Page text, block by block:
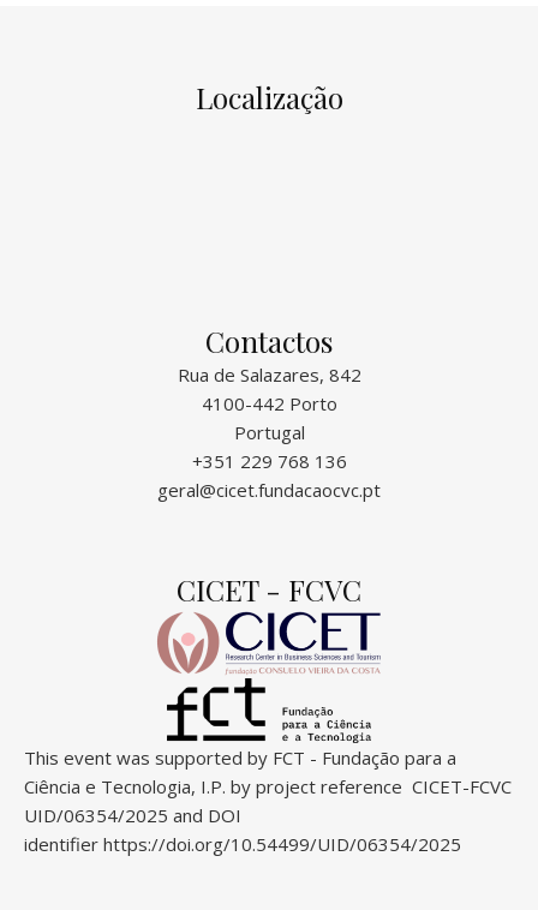
Localização
Contactos
Rua de Salazares, 842
4100-442 Porto
Portugal
+351 229 768 136
geral@cicet.fundacaocvc.pt
CICET - FCVC
This event was supported by FCT - Fundação para a
Ciência e Tecnologia, I.P. by project reference CICET-FCVC
UID/06354/2025 and DOI
identifier https://doi.org/10.54499/UID/06354/2025